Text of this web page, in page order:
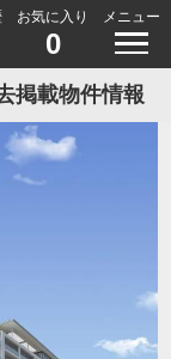
お気に入り
0
メニュー
掲載物件情報